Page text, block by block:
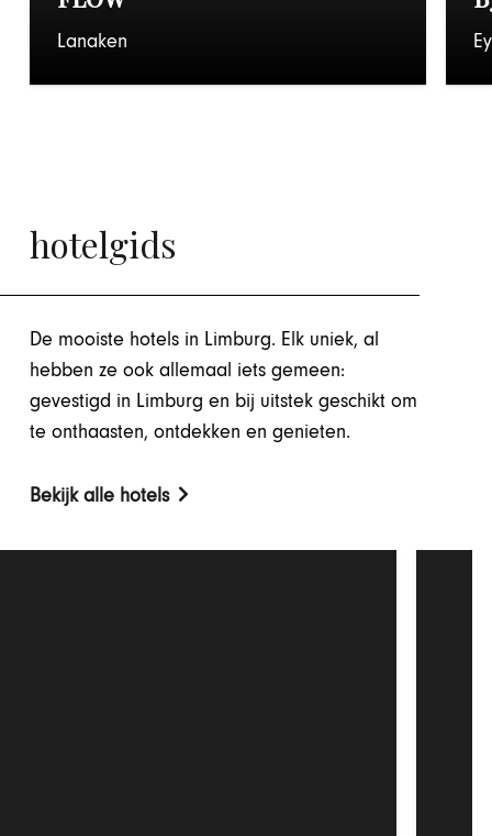
Lanaken
hotelgids
De mooiste hotels in Limburg. Elk uniek, al
hebben ze ook allemaal iets gemeen:
gevestigd in Limburg en bij uitstek geschikt om
te onthaasten, ontdekken en genieten.
Bekijk alle hotels